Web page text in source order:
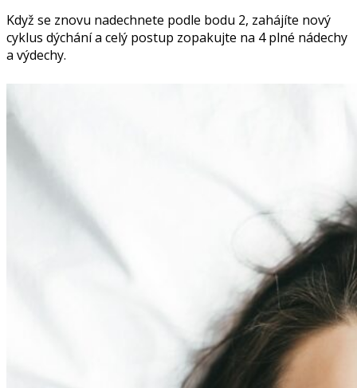
Když se znovu nadechnete podle bodu 2, zahájíte nový
cyklus dýchání a celý postup zopakujte na 4 plné nádechy
a výdechy.